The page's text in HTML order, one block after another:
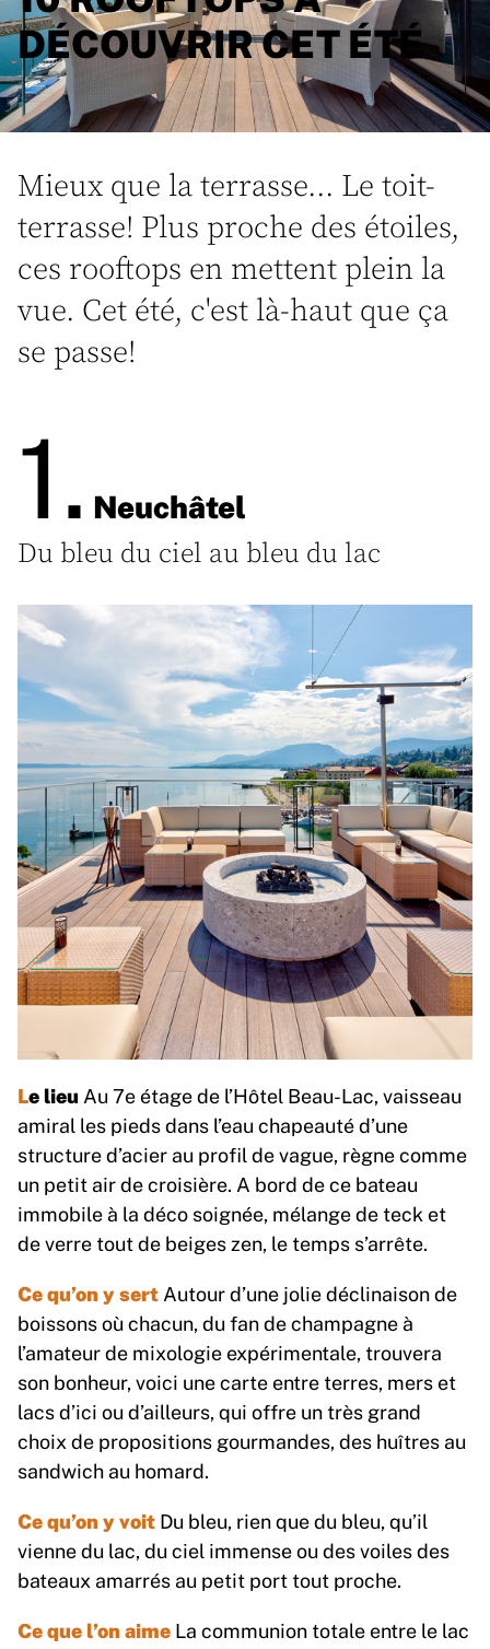
DÉCOUVRIR CET ÉTÉ
Mieux que la terrasse... Le toit-
terrasse! Plus proche des étoiles,
ces rooftops en mettent plein la
vue. Cet été, c'est là-haut que ça
se passe!
1. Neuchâtel
Du bleu du ciel au bleu du lac
Le lieu Au 7e étage de l’Hôtel Beau-Lac, vaisseau
amiral les pieds dans l’eau chapeauté d’une
structure d’acier au profil de vague, règne comme
un petit air de croisière. A bord de ce bateau
immobile à la déco soignée, mélange de teck et
de verre tout de beiges zen, le temps s’arrête.
Ce qu’on y sert Autour d’une jolie déclinaison de
boissons où chacun, du fan de champagne à
l’amateur de mixologie expérimentale, trouvera
son bonheur, voici une carte entre terres, mers et
lacs d’ici ou d’ailleurs, qui offre un très grand
choix de propositions gourmandes, des huîtres au
sandwich au homard.
Ce qu’on y voit Du bleu, rien que du bleu, qu’il
vienne du lac, du ciel immense ou des voiles des
bateaux amarrés au petit port tout proche.
Ce que l’on aime La communion totale entre le lac